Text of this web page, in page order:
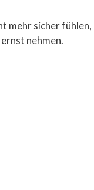
mehr sicher fühlen,
nehmen.